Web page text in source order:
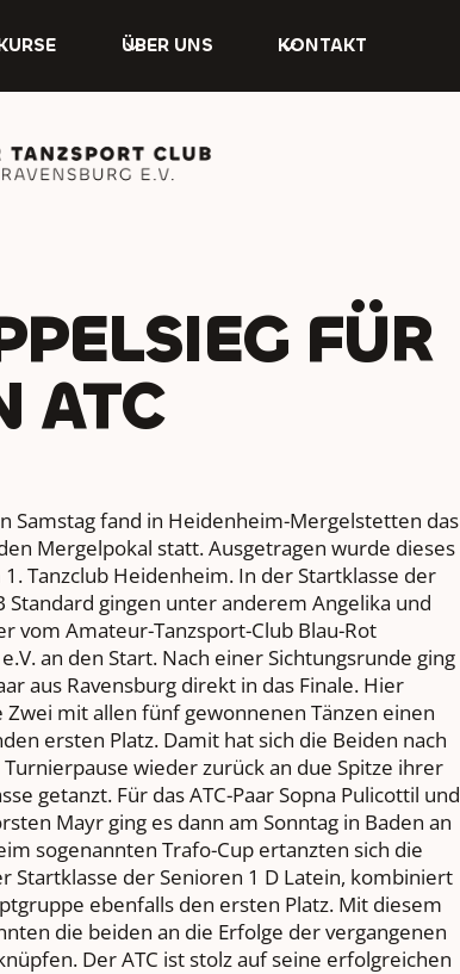
ÜBER UNS KONTAKT
FÜR
ATC
Samstag fand in Heidenheim-Mergelstetten das
Mergelpokal statt. Ausgetragen wurde dieses
Tanzclub Heidenheim. In der Startklasse der
Standard gingen unter anderem Angelika und
vom Amateur-Tanzsport-Club Blau-Rot
an den Start. Nach einer Sichtungsrunde ging
aus Ravensburg direkt in das Finale. Hier
Zwei mit allen fünf gewonnenen Tänzen einen
ersten Platz. Damit hat sich die Beiden nach
wieder zurück an due Spitze ihrer
getanzt. Für das ATC-Paar Sopna Pulicottil und
Mayr ging es dann am Sonntag in Baden an
sogenannten Trafo-Cup ertanzten sich die
Startklasse der Senioren 1 D Latein, kombiniert
ebenfalls den ersten Platz. Mit diesem
die beiden an die Erfolge der vergangenen
Der ATC ist stolz auf seine erfolgreichen